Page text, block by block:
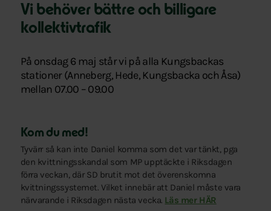
Vi behöver bättre och billigare
kollektivtrafik
På onsdag 6 maj står vi på alla Kungsbackas
stationer (Anneberg, Hede, Kungsbacka och Åsa)
mellan 07.00 – 09.00
Kom du med!
Tyvärr så kan inte Daniel komma som det var tänkt, pga
den kvittningsskandal som MP upptäckte i Riksdagen
förra veckan, där SD brutit mot det överenskomna
kvittningssystemet. Vilket innebär att Daniel måste vara
närvarande i Riksdagen nästa vecka. Läs mer HÄR